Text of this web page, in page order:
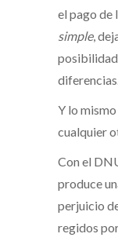
el pago de
simple,
Y lo
cualquier
Con el
produce
perjuicio
regidos